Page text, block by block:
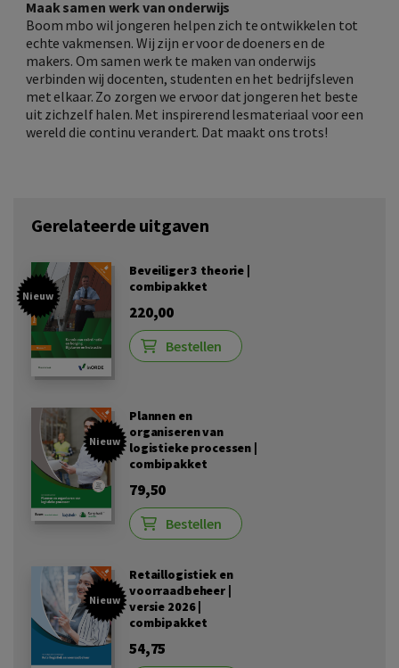
Maak samen werk van onderwijs
Boom mbo wil jongeren helpen zich te ontwikkelen tot
echte vakmensen. Wij zijn er voor de doeners en de
makers. Om samen werk te maken van onderwijs
verbinden wij docenten, studenten en het bedrijfsleven
met elkaar. Zo zorgen we ervoor dat jongeren het beste
uit zichzelf halen. Met inspirerend lesmateriaal voor een
wereld die continu verandert. Dat maakt ons trots!
Gerelateerde uitgaven
Nieuw
Beveiliger 3 theorie |
combipakket
220,00
Bestellen
Nieuw
Plannen en
organiseren van
logistieke processen |
combipakket
79,50
Bestellen
Nieuw
Retaillogistiek en
voorraadbeheer |
versie 2026 |
combipakket
54,75